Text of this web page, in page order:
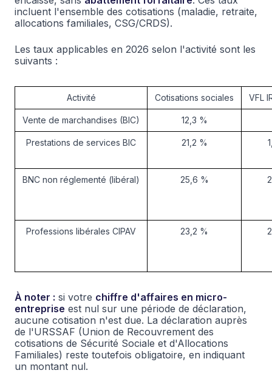
incluent l'ensemble des cotisations (maladie, retraite,
allocations familiales, CSG/CRDS).
Les taux applicables en 2026 selon l'activité sont les
suivants :
Activité Cotisations sociales VFL
Vente de marchandises (BIC) 12,3 %
Prestations de services BIC 21,2 %
BNC non réglementé (libéral) 25,6 %
Professions libérales CIPAV 23,2 %
À noter : si votre chiffre d'affaires en micro-
entreprise est nul sur une période de déclaration,
aucune cotisation n'est due. La déclaration auprès
de l'URSSAF (Union de Recouvrement des
cotisations de Sécurité Sociale et d'Allocations
Familiales) reste toutefois obligatoire, en indiquant
un montant nul.